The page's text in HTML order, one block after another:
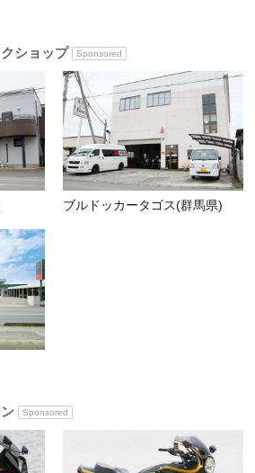
ショップ Sponsored
ブルドッカータゴス(群馬県)
ン Sponsored